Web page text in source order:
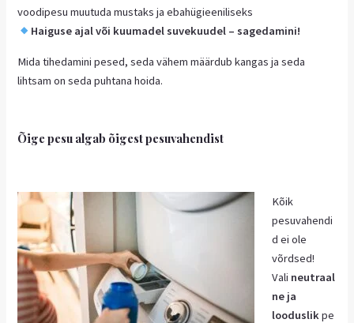
voodipesu muutuda mustaks ja ebahügieeniliseks
Haiguse ajal või kuumadel suvekuudel – sagedamini!
Mida tihedamini pesed, seda vähem määrdub kangas ja seda
lihtsam on seda puhtana hoida.
Õige pesu algab õigest pesuvahendist
Kõik
pesuvahendi
d ei ole
võrdsed!
Vali neutraal
ne ja
looduslikpe